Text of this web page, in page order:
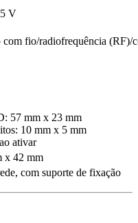
V
com fio/radiofrequência (RF)/
57 mm x 23 mm
10 mm x 5 mm
ativar
x 42 mm
com suporte de fixação